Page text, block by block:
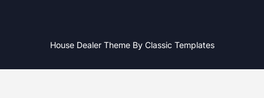
House Dealer Theme By Classic Templates